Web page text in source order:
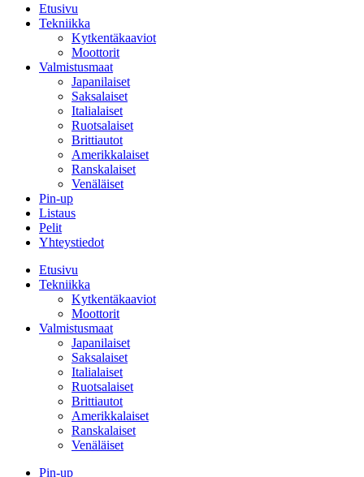
Etusivu
Tekniikka
Kytkentäkaaviot
Moottorit
Valmistusmaat
Japanilaiset
Saksalaiset
Italialaiset
Ruotsalaiset
Brittiautot
Amerikkalaiset
Ranskalaiset
Venäläiset
Pin-up
Listaus
Pelit
Yhteystiedot
Etusivu
Tekniikka
Kytkentäkaaviot
Moottorit
Valmistusmaat
Japanilaiset
Saksalaiset
Italialaiset
Ruotsalaiset
Brittiautot
Amerikkalaiset
Ranskalaiset
Venäläiset
Pin-up